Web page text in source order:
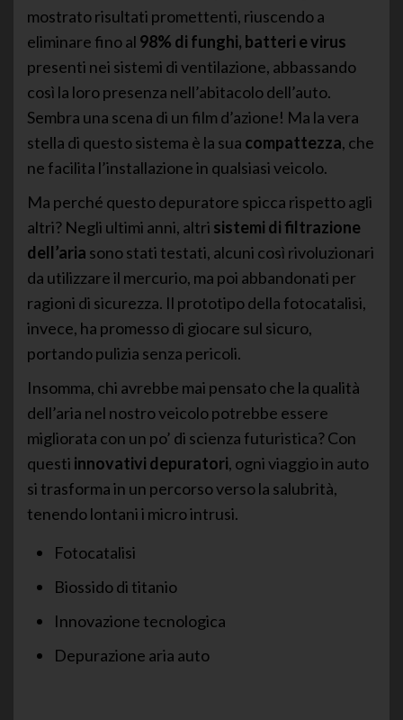
mostrato risultati promettenti, riuscendo a
eliminare fino al 98% di funghi, batteri e virus
presenti nei sistemi di ventilazione, abbassando
così la loro presenza nell’abitacolo dell’auto.
Sembra una scena di un film d’azione! Ma la vera
stella di questo sistema è la sua compattezza, che
ne facilita l’installazione in qualsiasi veicolo.
Ma perché questo depuratore spicca rispetto agli
altri? Negli ultimi anni, altri sistemi di filtrazione
dell’aria sono stati testati, alcuni così rivoluzionari
da utilizzare il mercurio, ma poi abbandonati per
ragioni di sicurezza. Il prototipo della fotocatalisi,
invece, ha promesso di giocare sul sicuro,
portando pulizia senza pericoli.
Insomma, chi avrebbe mai pensato che la qualità
dell’aria nel nostro veicolo potrebbe essere
migliorata con un po’ di scienza futuristica? Con
questi innovativi depuratori, ogni viaggio in auto
si trasforma in un percorso verso la salubrità,
tenendo lontani i micro intrusi.
Fotocatalisi
Biossido di titanio
Innovazione tecnologica
Depurazione aria auto